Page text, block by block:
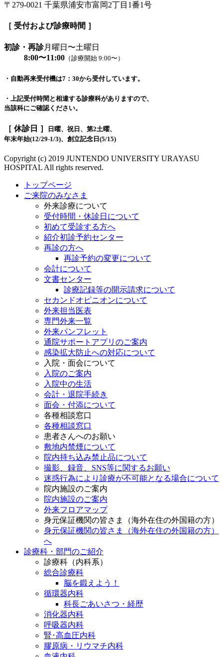
〒279-0021 千葉県浦安市富岡2丁目1番1号
［ 受付および診療時間 ］
初診・再診月曜日〜土曜日
8:00〜11:00 （診療開始 9:00〜）
・自動再来受付機は7：30から受付しています。
・上記受付時間と相違する診療科がありますので、
当該科にご確認ください。
［ 休診日 ］
日曜、祝日、第2土曜、
年末年始(12/29-1/3)、創立記念日(5/15)
Copyright (c) 2019 JUNTENDO UNIVERSITY URAYASU
HOSPITAL All rights reserved.
トップページ
ご来院のみなさま
外来診療について
受付時間・休診日について
初めて受診する方へ
紹介初診予約センター
再診の方へ
再診予約の変更について
会計について
文書センター
診療記録等の開示請求について
セカンドオピニオンについて
外来担当医表
専門外来一覧
外来パンフレット
通院サポートアプリのご案内
感染拡大防止への対応について
入院・面会について
入院のご案内
入院中の生活
会計・退院手続き
面会・付添について
各種相談窓口
各種相談窓口
患者さんへのお願い
敷地内禁煙について
院内持ち込み禁止品について
撮影、録音、SNS等に関するお願い
迷惑行為により診療が不可能となる場合について
院内施設のご案内
院内施設のご案内
外来フロアマップ
身元保証機関の皆さま（海外在住の外国籍の方）
身元保証機関の皆さま（海外在住の外国籍の方）
へ
診療科・部門のご紹介
診療科（内科系）
総合診療科
脳を鍛えよう！
循環器内科
科長ごあいさつ・経歴
消化器内科
呼吸器内科
腎･高血圧内科
膠原病・リウマチ内科